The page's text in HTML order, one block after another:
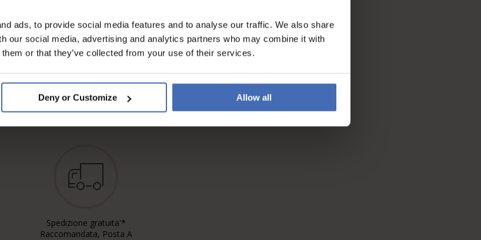
ads, to provide social media features and to analyse our traffic. We also share
our social media, advertising and analytics partners who may combine it with
or that they’ve collected from your use of their services.
Deny or Customize Allow all
Fattura & Pagamento a rate
fino a 5000.-
info
Spedizione gratuita'*
Raccomandata, Posta A